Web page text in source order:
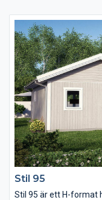
och är ett uppskattat
med WC:et är
Stil 95
Stil 95 är ett H-format